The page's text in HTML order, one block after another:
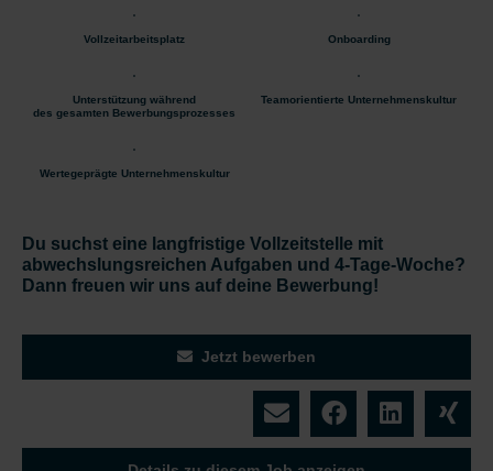
Vollzeitarbeitsplatz Onboarding
Unterstützung während
des gesamten Bewerbungsprozesses
Teamorientierte Unternehmenskultur
Wertegeprägte Unternehmenskultur
Du suchst eine langfristige Vollzeitstelle mit
abwechslungsreichen Aufgaben und 4-Tage-Woche?
Dann freuen wir uns auf deine Bewerbung!
Jetzt bewerben